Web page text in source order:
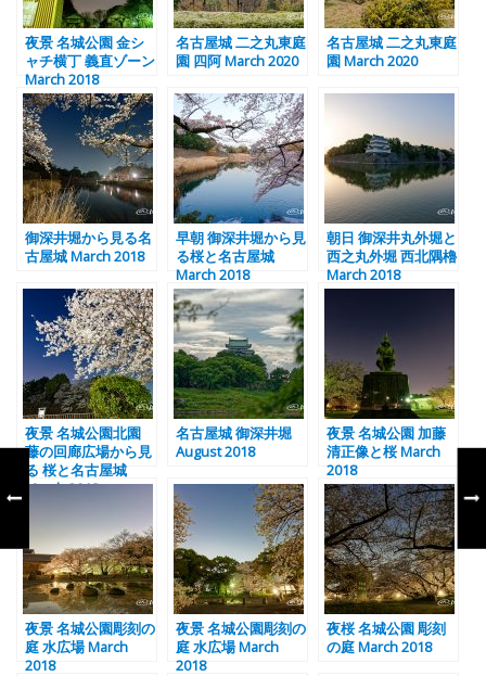
夜景 名城公園 金シ
ャチ横丁 義直ゾーン
March 2018
名古屋城 二之丸東庭
園 四阿 March 2020
名古屋城 二之丸東庭
園 March 2020
御深井堀から見る名
古屋城 March 2018
早朝 御深井堀から見
る桜と名古屋城
March 2018
朝日 御深井丸外堀と
西之丸外堀 西北隅櫓
March 2018
夜景 名城公園北園
藤の回廊広場から見
る 桜と名古屋城
March 2018
名古屋城 御深井堀
August 2018
夜景 名城公園 加藤
清正像と桜 March
2018
夜景 名城公園彫刻の
庭 水広場 March
2018
夜景 名城公園彫刻の
庭 水広場 March
2018
夜桜 名城公園 彫刻
の庭 March 2018